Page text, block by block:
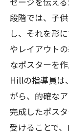
段階では、子
し、それを形
やレイアウト
なポスターを
Hillの指導員は
がら、的確な
完成したポス
受けることで